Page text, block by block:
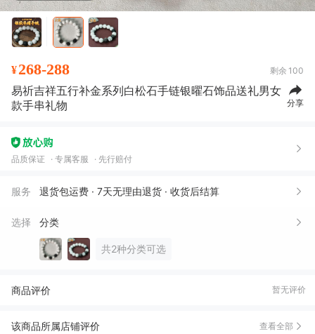
¥268-288 剩余 100
易祈吉祥五行补金系列白松石手链银曜石饰品送礼男女
款手串礼物
分享
品质保证 专属客服 先行赔付
服务 退货包运费 · 7天无理由退货 · 收货后结算
选择 分类
共2种分类可选
商品评价 暂无评价
该商品所属店铺评价 查看全部